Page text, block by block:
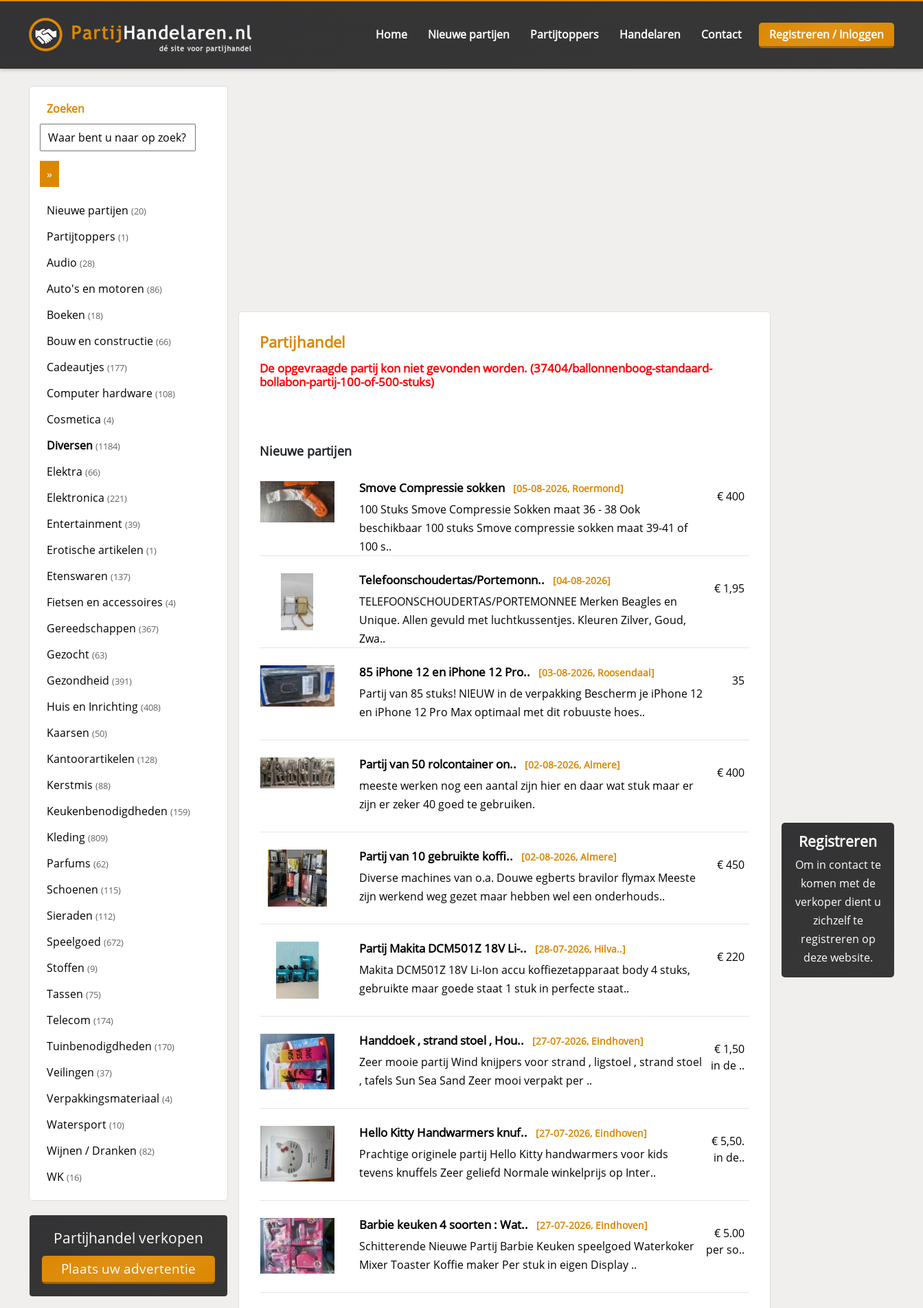
Home Nieuwe partijen Partijtoppers Handelaren Contact Registreren / Inloggen
Zoeken
Nieuwe partijen (20)
Partijtoppers (1)
Audio (28)
Auto's en motoren (86)
Boeken (18)
Bouw en constructie (66)
Cadeautjes (177)
Computer hardware (108)
Cosmetica (4)
Diversen (1184)
Elektra (66)
Elektronica (221)
Entertainment (39)
Erotische artikelen (1)
Etenswaren (137)
Fietsen en accessoires (4)
Gereedschappen (367)
Gezocht (63)
Gezondheid (391)
Huis en Inrichting (408)
Kaarsen (50)
Kantoorartikelen (128)
Kerstmis (88)
Keukenbenodigdheden (159)
Kleding (809)
Parfums (62)
Schoenen (115)
Sieraden (112)
Speelgoed (672)
Stoffen (9)
Tassen (75)
Telecom (174)
Tuinbenodigdheden (170)
Veilingen (37)
Verpakkingsmateriaal (4)
Watersport (10)
Wijnen / Dranken (82)
WK (16)
Partijhandel verkopen
Plaats uw advertentie
Partijhandel
De opgevraagde partij kon niet gevonden worden. (37404/ballonnenboog-standaard-
bollabon-partij-100-of-500-stuks)
Nieuwe partijen
€ 400
Smove Compressie sokken [05-08-2026, Roermond]
100 Stuks Smove Compressie Sokken maat 36 - 38 Ook
beschikbaar 100 stuks Smove compressie sokken maat 39-41 of
100 s..
€ 1,95
Telefoonschoudertas/Portemonn.. [04-08-2026]
TELEFOONSCHOUDERTAS/PORTEMONNEE Merken Beagles en
Unique. Allen gevuld met luchtkussentjes. Kleuren Zilver, Goud,
Zwa..
35
85 iPhone 12 en iPhone 12 Pro.. [03-08-2026, Roosendaal]
Partij van 85 stuks! NIEUW in de verpakking Bescherm je iPhone 12
en iPhone 12 Pro Max optimaal met dit robuuste hoes..
€ 400
Partij van 50 rolcontainer on.. [02-08-2026, Almere]
meeste werken nog een aantal zijn hier en daar wat stuk maar er
zijn er zeker 40 goed te gebruiken.
€ 450
Partij van 10 gebruikte koffi.. [02-08-2026, Almere]
Diverse machines van o.a. Douwe egberts bravilor flymax Meeste
zijn werkend weg gezet maar hebben wel een onderhouds..
€ 220
Partij Makita DCM501Z 18V Li-.. [28-07-2026, Hilva..]
Makita DCM501Z 18V Li-Ion accu koffiezetapparaat body 4 stuks,
gebruikte maar goede staat 1 stuk in perfecte staat..
€ 1,50
in de ..
Handdoek , strand stoel , Hou.. [27-07-2026, Eindhoven]
Zeer mooie partij Wind knijpers voor strand , ligstoel , strand stoel
, tafels Sun Sea Sand Zeer mooi verpakt per ..
€ 5,50.
in de..
Hello Kitty Handwarmers knuf.. [27-07-2026, Eindhoven]
Prachtige originele partij Hello Kitty handwarmers voor kids
tevens knuffels Zeer geliefd Normale winkelprijs op Inter..
€ 5.00
per so..
Barbie keuken 4 soorten : Wat.. [27-07-2026, Eindhoven]
Schitterende Nieuwe Partij Barbie Keuken speelgoed Waterkoker
Mixer Toaster Koffie maker Per stuk in eigen Display ..
Registreren
Om in contact te
komen met de
verkoper dient u
zichzelf te
registreren op
deze website.